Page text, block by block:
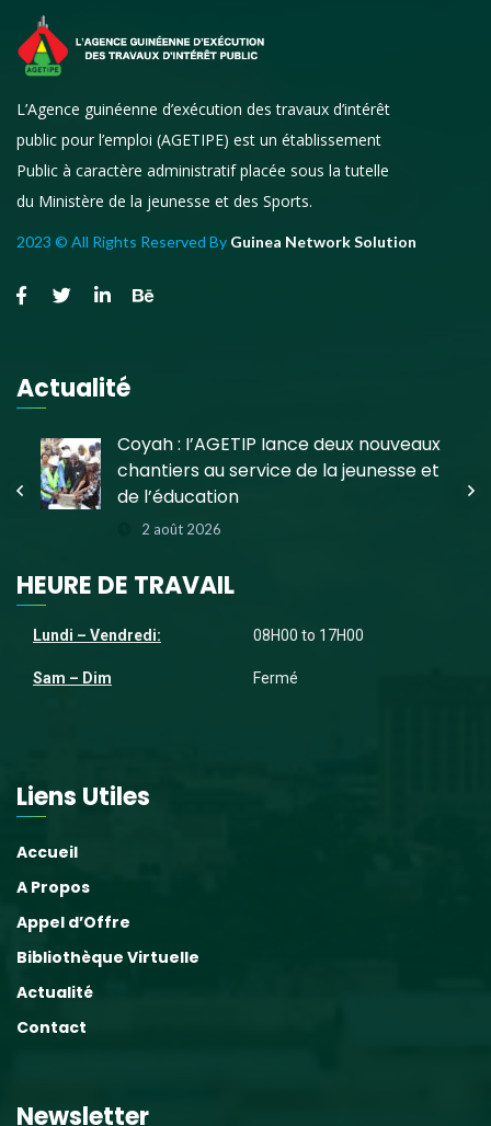
L’Agence guinéenne d’exécution des travaux d’intérêt
public pour l’emploi (AGETIPE) est un établissement
Public à caractère administratif placée sous la tutelle
du Ministère de la jeunesse et des Sports.
2023 © All Rights Reserved By Guinea Network Solution
Actualité
Coyah : l’AGETIP lance deux nouveaux
chantiers au service de la jeunesse et
de l’éducation
2 août 2026
HEURE DE TRAVAIL
Lundi – Vendredi:
Sam – Dim
08H00 to 17H00
Fermé
Liens Utiles
Accueil
A Propos
Appel d’Offre
Bibliothèque Virtuelle
Actualité
Contact
Newsletter